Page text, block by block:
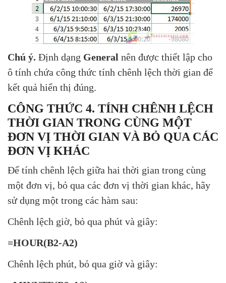
Chú ý. Định dạng General nên được thiết lập cho
ô tính chứa công thức tính chênh lệch thời gian để
kết quả hiển thị đúng.
CÔNG THỨC 4. TÍNH CHÊNH LỆCH
THỜI GIAN TRONG CÙNG MỘT
ĐƠN VỊ THỜI GIAN VÀ BỎ QUA CÁC
ĐƠN VỊ KHÁC
Để tính chênh lệch giữa hai thời gian trong cùng
một đơn vị, bỏ qua các đơn vị thời gian khác, hãy
sử dụng một trong các hàm sau:
Chênh lệch giờ, bỏ qua phút và giây:
=HOUR(B2-A2)
Chênh lệch phút, bỏ qua giờ và giây: